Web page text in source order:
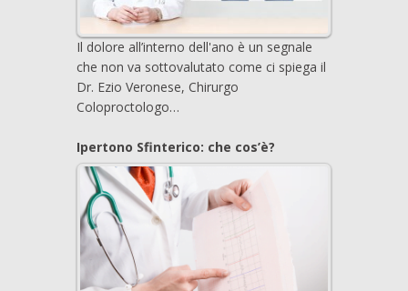
Il dolore all’interno dell'ano è un segnale
che non va sottovalutato come ci spiega il
Dr. Ezio Veronese, Chirurgo
Coloproctologo…
Ipertono Sfinterico: che cos’è?